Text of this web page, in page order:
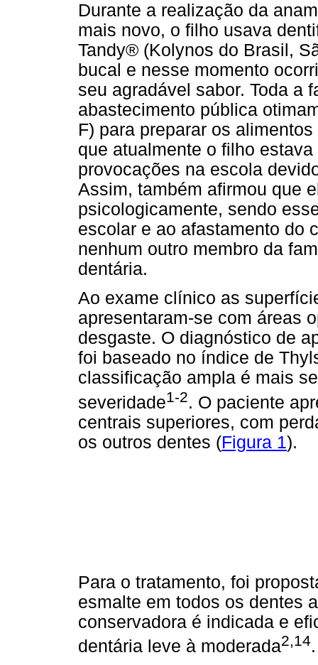
Durante a realização da
mais novo, o filho usava
Tandy® (Kolynos do Brasil,
bucal e nesse momento
seu agradável sabor. Toda a
abastecimento pública
F) para preparar os
que atualmente o filho
provocações na escola
Assim, também afirmou que
psicologicamente, sendo
escolar e ao afastamento do
nenhum outro membro da
dentária.
Ao exame clínico as
apresentaram-se com áreas
desgaste. O diagnóstico de
foi baseado no índice de
classificação ampla é mais
severidade1-2. O paciente
centrais superiores, com
os outros dentes (Figura 1).
Para o tratamento, foi
esmalte em todos os dentes
conservadora é indicada e
dentária leve à moderada2,14.